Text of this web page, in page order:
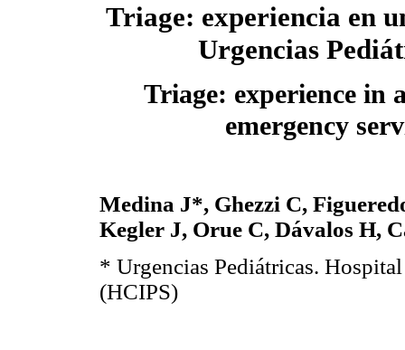
Triage: experiencia en
Urgencias
Triage: experience in
emergency
Medina J*, Ghezzi C,
Kegler J, Orue C, Dávalos H,
* Urgencias Pediátricas.
(HCIPS)